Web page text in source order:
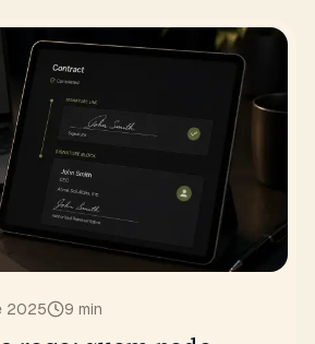
2025 9 min